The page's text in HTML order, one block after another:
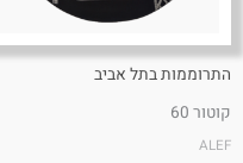
התרוממות בתל אביב
קוטור 60
ALEF